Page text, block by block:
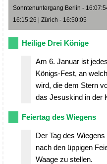
Sonntenuntergang Berlin -
16:15:26 | Zürich - 16:50:05
Heilige Drei Könige
Am 6. Januar ist
Königs-Fest, an
wird, die dem Stern
das Jesuskind in der
Feiertag des Wiegens
Der Tag des
nach den üppigen
Waage zu stellen.